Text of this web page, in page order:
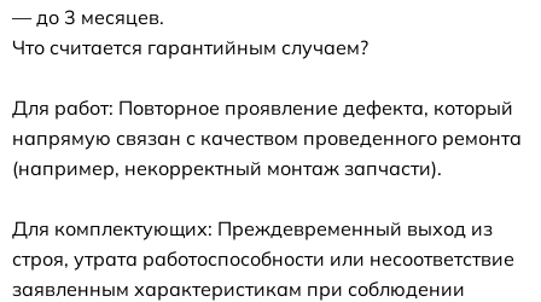
— до 3 месяцев.
Что считается гарантийным случаем?
Для работ: Повторное проявление дефекта, который
напрямую связан с качеством проведенного ремонта
(например, некорректный монтаж запчасти).
Для комплектующих: Преждевременный выход из
строя, утрата работоспособности или несоответствие
заявленным характеристикам при соблюдении